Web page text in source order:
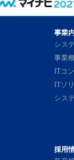
事業
シス
事業
ITコ
ITソ
シス
採用